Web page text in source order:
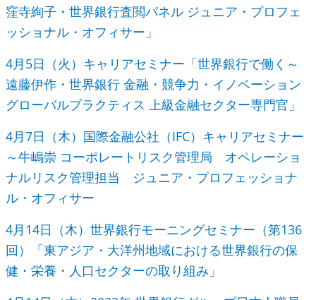
窪寺絢子・世界銀行査閲パネル ジュニア・プロフェ
ッショナル・オフィサー」
4月5日（火）キャリアセミナー「世界銀行で働く～
遠藤伊作・世界銀行 金融・競争力・イノベーション
グローバルプラクティス 上級金融セクター専門官」
4月7日（木）国際金融公社（IFC）キャリアセミナー
～牛嶋崇 コーポレートリスク管理局 オペレーショ
ナルリスク管理担当 ジュニア・プロフェッショナ
ル・オフィサー
4月14日（木）世界銀行モーニングセミナー（第136
回）「東アジア・大洋州地域における世界銀行の保
健・栄養・人口セクターの取り組み」